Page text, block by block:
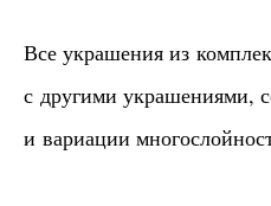
Все украшения из
с другими украшениями,
и вариации